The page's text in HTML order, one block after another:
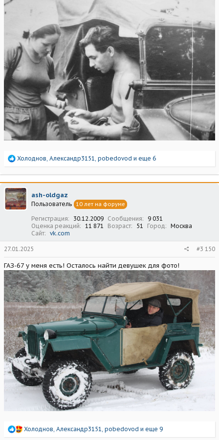
Р
а
к
ц
и
и
Холоднов, Александр3151, pobedovod и еще 6
ash-oldgaz
Пользователь 10 лет на форуме
Регистрация 30.12.2009 Сообщения
9 031
Оценка реакций
11 871 Возраст 51 Город
Москва
Сайт
vk.com
27.01.2025 #3 150
ГАЗ-67 у меня есть! Осталось найти девушек для фото!
Р
Холоднов, Александр3151, pobedovod и еще 9